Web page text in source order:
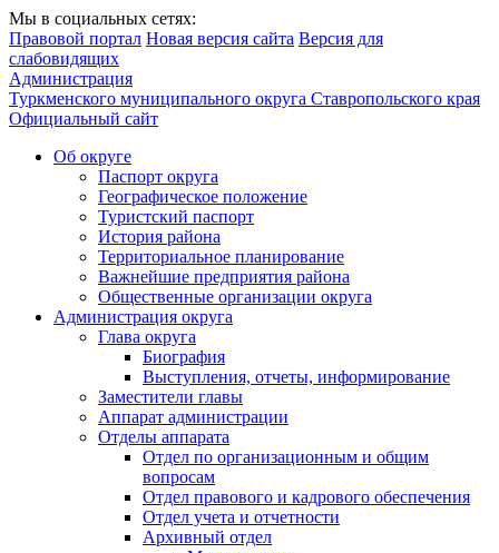
Мы в социальных сетях:
Правовой портал Новая версия сайта Версия для
слабовидящих
Администрация
Туркменского муниципального округа Ставропольского края
Официальный сайт
Об округе
Паспорт округа
Географическое положение
Туристский паспорт
История района
Территориальное планирование
Важнейшие предприятия района
Общественные организации округа
Администрация округа
Глава округа
Биография
Выступления, отчеты, информирование
Заместители главы
Аппарат администрации
Отделы аппарата
Отдел по организационным и общим
вопросам
Отдел правового и кадрового обеспечения
Отдел учета и отчетности
Архивный отдел